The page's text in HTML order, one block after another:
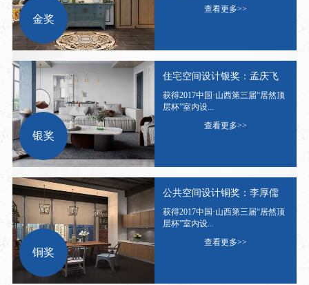
金奖
查看更多>>
银奖
住宅空间设计银奖：孟庆飞
获得2017中国·山西第三届“居然顶
层杯”室内设...
查看更多>>
铜奖
公共空间设计铜奖：李厚儒
获得2017中国·山西第三届“居然顶
层杯”室内设...
查看更多>>